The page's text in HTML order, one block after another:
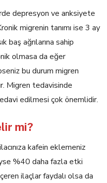
depresyon ve anksiyete
migrenin tanımı ise 3 ay
baş ağrılarına sahip
olmasa da eğer
bu durum migren
Migren tedavisinde
edilmesi çok önemlidir.
mi?
kafein eklemeniz
%40 daha fazla etki
ilaçlar faydalı olsa da